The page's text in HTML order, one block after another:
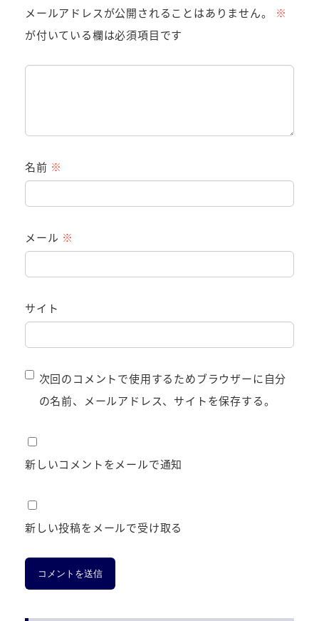
メールアドレスが公開されることはありません。
※
が付いている欄は必須項目です
名前 ※
メール ※
サイト
次回のコメントで使用するためブラウザーに自分
の名前、メールアドレス、サイトを保存する。
新しいコメントをメールで通知
新しい投稿をメールで受け取る